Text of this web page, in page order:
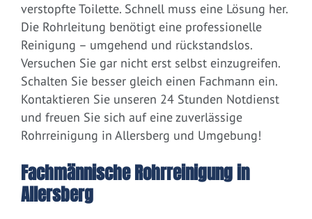
verstopfte Toilette. Schnell muss eine Lösung her.
Die Rohrleitung benötigt eine professionelle
Reinigung – umgehend und rückstandslos.
Versuchen Sie gar nicht erst selbst einzugreifen.
Schalten Sie besser gleich einen Fachmann ein.
Kontaktieren Sie unseren 24 Stunden Notdienst
und freuen Sie sich auf eine zuverlässige
Rohrreinigung in Allersberg und Umgebung!
Fachmännische Rohrreinigung in
Allersberg